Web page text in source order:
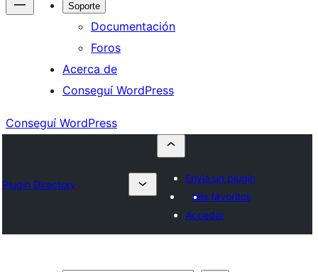
Soporte
Documentación
Foros
Acerca de
Conseguí WordPress
Conseguí WordPress
Plugin Directory
Enviá un plugin
Mis favoritos
Acceder